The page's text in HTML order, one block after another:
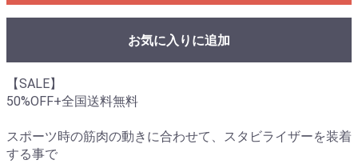
お気に入りに追加
【SALE】
50%OFF+全国送料無料
スポーツ時の筋肉の動きに合わせて、スタビライザーを装着
する事で